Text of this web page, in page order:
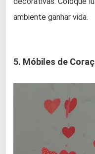
ambiente ganhar vida.
5. Móbiles de